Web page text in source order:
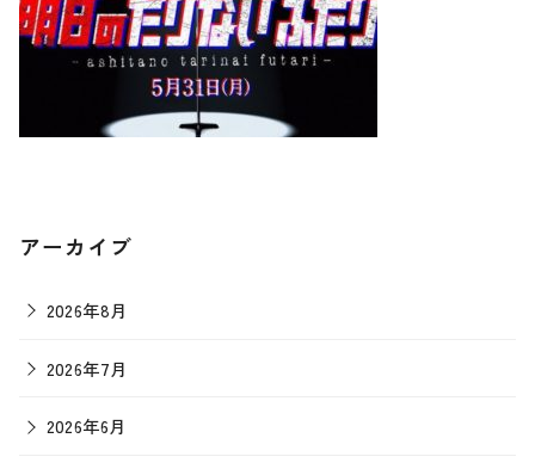
アーカイブ
2026年8月
2026年7月
2026年6月